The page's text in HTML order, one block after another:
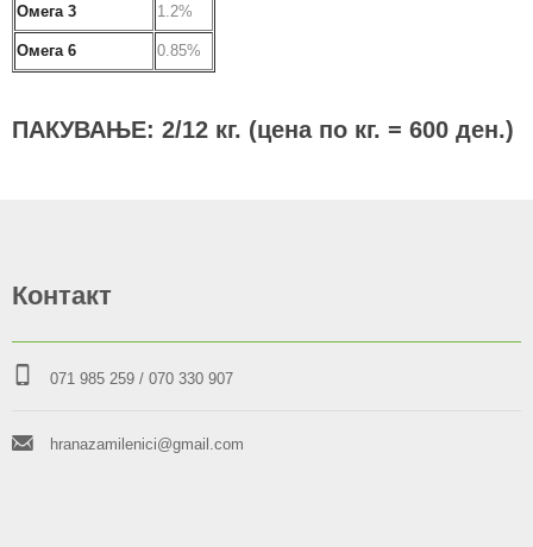
Омега 3 1.2%
Омега 6 0.85%
ПАКУВАЊЕ: 2/12 кг. (цена по кг. = 600 ден.)
Контакт
071 985 259 / 070 330 907
hranazamilenici@gmail.com